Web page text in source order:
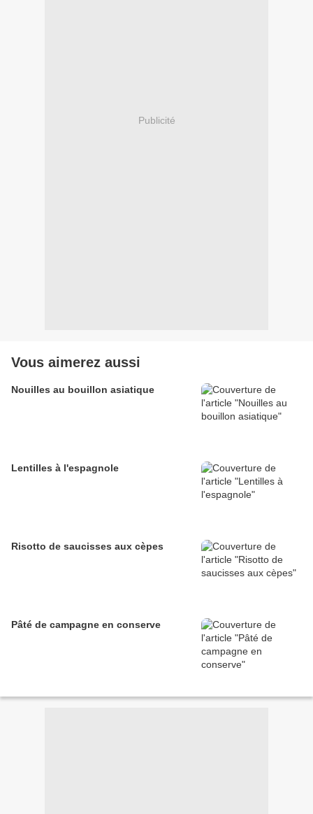
Publicité
Vous aimerez aussi
Nouilles au bouillon asiatique
Lentilles à l'espagnole
Risotto de saucisses aux cèpes
Pâté de campagne en conserve